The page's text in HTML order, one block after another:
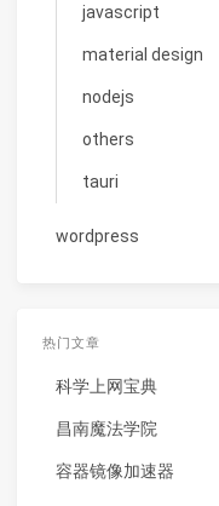
javascript
material design
nodejs
others
tauri
wordpress
热门文章
科学上网宝典
昌南魔法学院
容器镜像加速器